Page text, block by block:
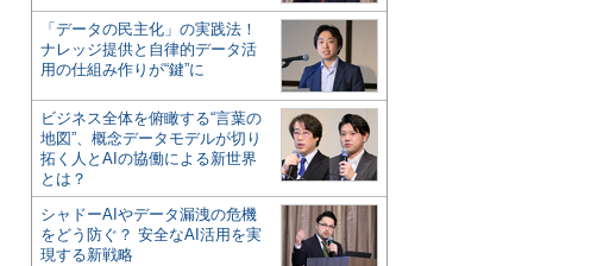
「データの民主化」の実践法！
ナレッジ提供と自律的データ活
用の仕組み作りが“鍵”に
ビジネス全体を俯瞰する“言葉の
地図”、概念データモデルが切り
拓く人とAIの協働による新世界
とは？
シャドーAIやデータ漏洩の危機
をどう防ぐ？ 安全なAI活用を実
現する新戦略